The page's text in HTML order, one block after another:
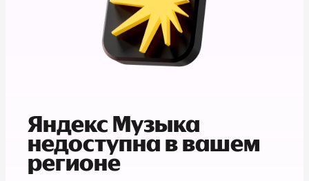
Яндекс Музыка
недоступна в вашем
регионе